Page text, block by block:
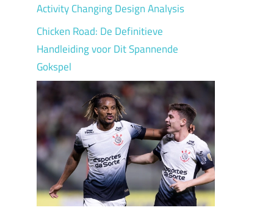
Activity Changing Design Analysis
Chicken Road: De Definitieve
Handleiding voor Dit Spannende
Gokspel